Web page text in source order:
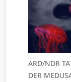
ARD/NDR
DER